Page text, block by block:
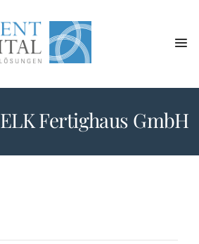
ELK Fertighaus GmbH